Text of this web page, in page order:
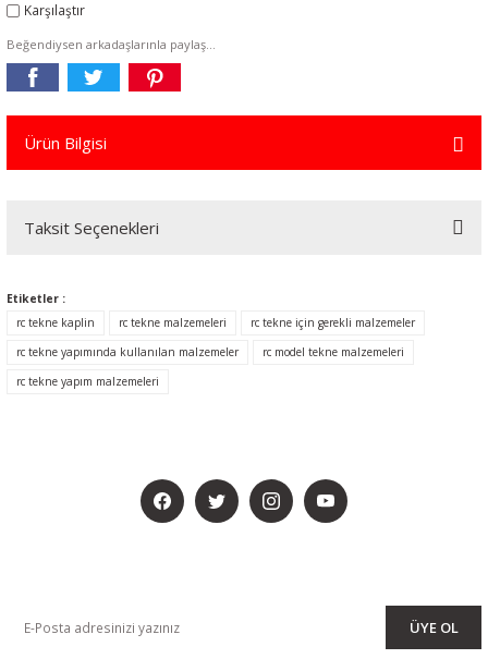
Karşılaştır
Beğendiysen arkadaşlarınla paylaş...
Ürün Bilgisi
Taksit Seçenekleri
Etiketler :
rc tekne kaplin
rc tekne malzemeleri
rc tekne için gerekli malzemeler
rc tekne yapımında kullanılan malzemeler
rc model tekne malzemeleri
rc tekne yapım malzemeleri
ÜYE OL